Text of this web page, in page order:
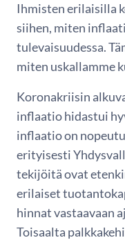
Ihmisten erilaisilla
siihen, miten
tulevaisuudessa.
miten uskallamme
Koronakriisin
inflaatio hidastui
inflaatio on
erityisesti
tekijöitä ovat
erilaiset
hinnat vastaavaan
Toisaalta